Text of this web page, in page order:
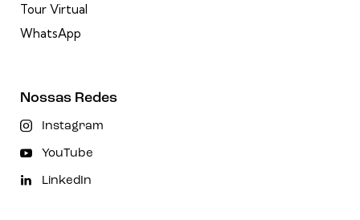
Tour Virtual
WhatsApp
Nossas Redes
Instagram
YouTube
LinkedIn